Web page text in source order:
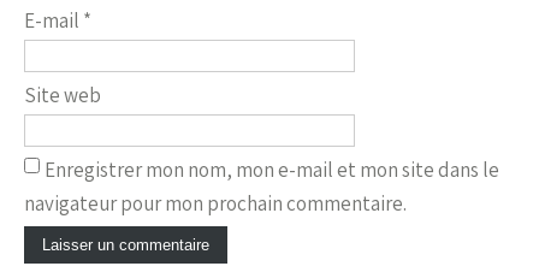
E-mail *
Site web
Enregistrer mon nom, mon e-mail et mon site dans le
navigateur pour mon prochain commentaire.